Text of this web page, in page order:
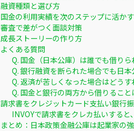
融資種類と選び方
国金の利用実績を次のステップに活か
審査で差がつく面談対策
成長ストーリーの作り方
よくある質問
Q. 国金（日本公庫）は誰でも借りら
Q. 銀行融資を断られた場合でも日
Q. 返済が苦しくなった場合はどうす
Q. 国金と銀行の両方から借りること
請求書をクレジットカード支払い銀行
INVOYで請求書をクレカ払いする
まとめ：日本政策金融公庫は起業家の